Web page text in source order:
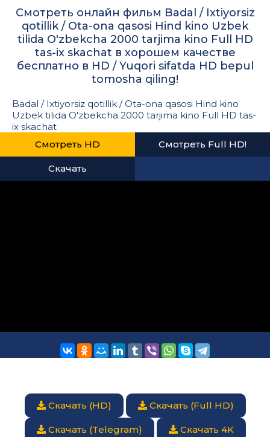
Смотреть онлайн фильм Badal / Ixtiyorsiz
qotillik / Ota-ona qasosi Hind kino Uzbek
tilida O'zbekcha 2000 tarjima kino Full HD
tas-ix skachat в хорошем качестве
бесплатно в HD / Yuqori sifatda HD bepul
tomosha qiling!
Badal / Ixtiyorsiz qotillik / Ota-ona qasosi Hind kino
Uzbek tilida O'zbekcha 2000 tarjima kino Full HD tas-
ix skachat
Смотреть HD
Смотреть Full HD!
Скачать
Скачать (HD) Скачать (Full HD)
Скачать (Telegram) Скачать 4K